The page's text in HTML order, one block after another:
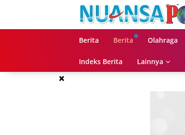
Berita Berita Olahraga
Indeks Berita Lainnya
×